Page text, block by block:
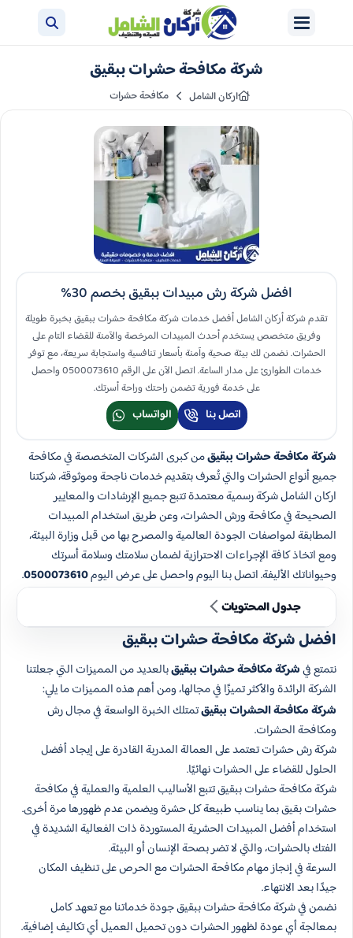
شركة مكافحة حشرات ببقيق
اركان الشامل مكافحة حشرات
افضل شركة رش مبيدات​ ببقيق بخصم 30%
تقدم شركة أركان الشامل أفضل خدمات شركة مكافحة حشرات ببقيق بخبرة طويلة
وفريق متخصص يستخدم أحدث المبيدات المرخصة والآمنة للقضاء التام على
الحشرات. نضمن لك بيئة صحية وآمنة بأسعار تنافسية واستجابة سريعة، مع توفر
خدمات الطوارئ على مدار الساعة. اتصل الآن على الرقم 0500073610 واحصل
على خدمة فورية تضمن راحتك وراحة أسرتك.
اتصل بنا الواتساب
شركة مكافحة حشرات ببقيقمن كبرى الشركات المتخصصة في مكافحة
جميع أنواع الحشرات والتي تُعرف بتقديم خدمات ناجحة وموثوقة، شركتنا
اركان الشامل شركة رسمية معتمدة تتبع جميع الإرشادات والمعايير
الصحيحة في مكافحة ورش الحشرات، وعن طريق استخدام المبيدات
المطابقة لمواصفات الجودة العالمية والمصرح بها من قبل وزارة البيئة،
ومع اتخاذ كافة الإجراءات الاحترازية لضمان سلامتك وسلامة أسرتك
وحيواناتك الأليفة. اتصل بنا اليوم واحصل على عرض اليوم0500073610
.
جدول المحتويات
افضل شركة مكافحة حشرات ببقيق
نتمتع فيشركة مكافحة حشرات ببقيقبالعديد من المميزات التي جعلتنا
الشركة الرائدة والأكثر تميزًا في مجالها، ومن أهم هذه المميزات ما يلي:
شركة مكافحة الحشرات​ ببقيقتمتلك الخبرة الواسعة في مجال رش
ومكافحة الحشرات.
شركة رش حشرات تعتمد على العمالة المدربة القادرة على إيجاد أفضل
الحلول للقضاء على الحشرات نهائيًا.
شركة مكافحة حشرات ببقيق تتبع الأساليب العلمية والعملية في مكافحة
حشرات بقيق بما يناسب طبيعة كل حشرة ويضمن عدم ظهورها مرة أخرى.
استخدام أفضل المبيدات الحشرية المستوردة ذات الفعالية الشديدة في
الفتك بالحشرات، والتي لا تضر بصحة الإنسان أو البيئة.
السرعة في إنجاز مهام مكافحة الحشرات مع الحرص على تنظيف المكان
جيدًا بعد الانتهاء.
نضمن في شركة مكافحة حشرات ببقيق جودة خدماتنا مع تعهد كامل
بمعالجة أي عودة لظهور الحشرات دون تحميل العميل أي تكاليف إضافية.